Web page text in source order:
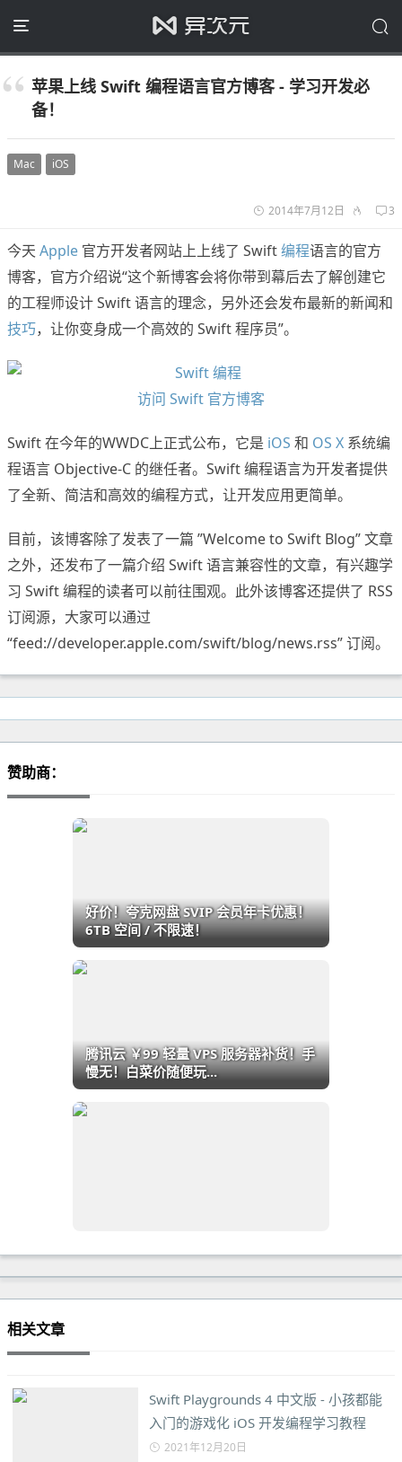
苹果上线 Swift 编程语言官方博客 - 学习开发必
备！
Mac iOS
2014年7月12日 3
今天 Apple 官方开发者网站上上线了 Swift编程语言的官方
博客，官方介绍说“这个新博客会将你带到幕后去了解创建它
的工程师设计 Swift 语言的理念，另外还会发布最新的新闻和
技巧，让你变身成一个高效的 Swift 程序员”。
访问 Swift 官方博客
Swift 在今年的WWDC上正式公布，它是 iOS 和 OS X 系统编
程语言 Objective-C 的继任者。Swift 编程语言为开发者提供
了全新、简洁和高效的编程方式，让开发应用更简单。
目前，该博客除了发表了一篇 ”Welcome to Swift Blog” 文章
之外，还发布了一篇介绍 Swift 语言兼容性的文章，有兴趣学
习 Swift 编程的读者可以前往围观。此外该博客还提供了 RSS
订阅源，大家可以通过
“feed://developer.apple.com/swift/blog/news.rss” 订阅。
赞助商：
好价！夸克网盘 SVIP 会员年卡优惠！
6TB 空间 / 不限速！
腾讯云 ￥99 轻量 VPS 服务器补货！手
慢无！白菜价随便玩...
相关文章
Swift Playgrounds 4 中文版 - 小孩都能
入门的游戏化 iOS 开发编程学习教程
2021年12月20日